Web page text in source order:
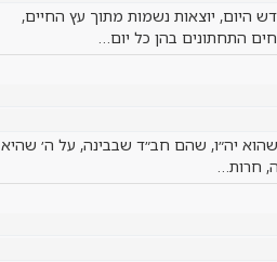
יוצאות נשמות מתוך עץ החיים,
התחתונים בהן כל יום…
יה״ו, שהם חב״ד שבבינה, על ה׳ שהיא
חרות…